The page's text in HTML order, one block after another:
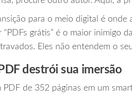
para o meio digital é onde
“PDFs grátis” é o maior inimigo
Eles não entendem o
destrói sua imersão
PDF de 352 páginas em um